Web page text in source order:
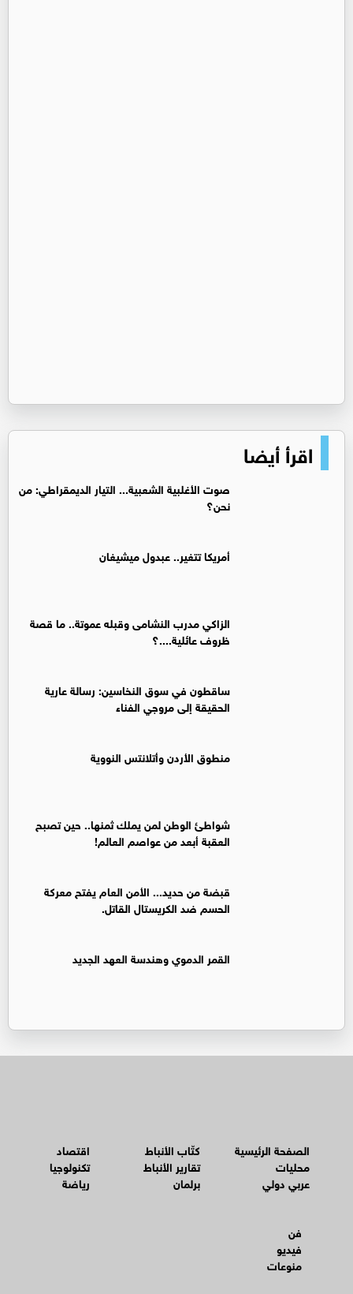
اقرأ أيضا
صوت الأغلبية الشعبية... التيار الديمقراطي: من
نحن؟
أمريكا تتغير.. عبدول ميشيغان
الزاكي مدرب النشامى وقبله عموتة.. ما قصة
ظروف عائلية....؟
ساقطون في سوق النخاسين: رسالة عارية
الحقيقة إلى مروجي الفناء
منطوق الأردن وأتلانتس النووية
شواطئ الوطن لمن يملك ثمنها.. حين تصبح
العقبة أبعد من عواصم العالم!
قبضة من حديد... الأمن العام يفتح معركة
الحسم ضد الكريستال القاتل.
القمر الدموي وهندسة العهد الجديد
الصفحة الرئيسية
محليات
عربي دولي
كتّاب الأنباط
تقارير الأنباط
برلمان
اقتصاد
تكنولوجيا
رياضة
فن
فيديو
منوعات